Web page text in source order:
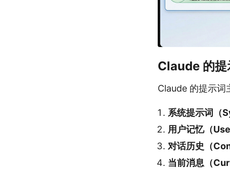
Claude 的提
Claude 的提示词
系统提示词（
用户记忆（
对话历史（
当前消息（